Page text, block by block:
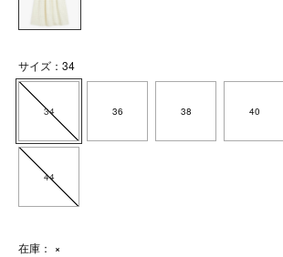
サイズ：34
34 36 38 40
44
在庫： ×